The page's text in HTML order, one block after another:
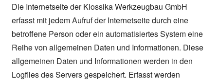
Die Internetseite der Klossika Werkzeugbau GmbH
erfasst mit jedem Aufruf der Internetseite durch eine
betroffene Person oder ein automatisiertes System eine
Reihe von allgemeinen Daten und Informationen. Diese
allgemeinen Daten und Informationen werden in den
Logfiles des Servers gespeichert. Erfasst werden